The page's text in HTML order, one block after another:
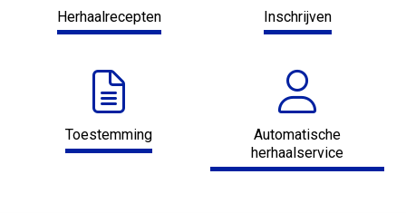
Herhaalrecepten Inschrijven
Toestemming
Automatische
herhaalservice